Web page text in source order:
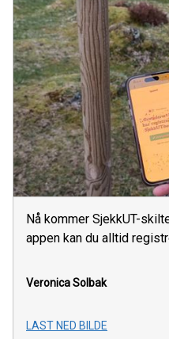
Nå kommer SjekkUT-
appen kan du alltid
Veronica Solbak
LAST NED BILDE